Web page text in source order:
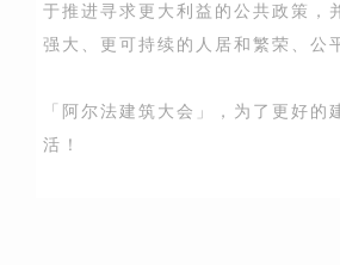
于推进寻求更大利益的公共政策，
强大、更可持续的人居和繁荣、公
「阿尔法建筑大会」，为了更好的
活！